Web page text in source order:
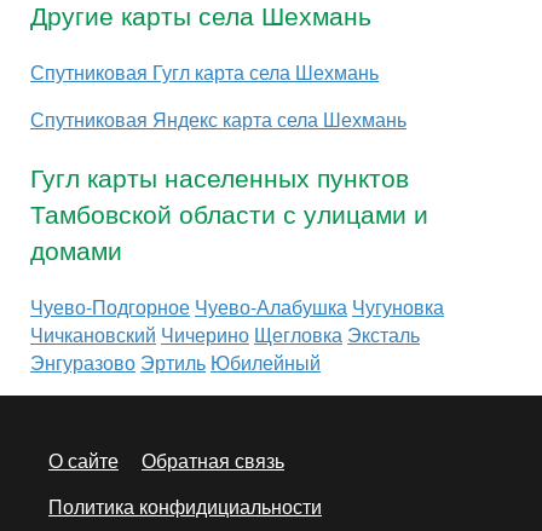
Другие карты села Шехмань
Спутниковая Гугл карта села Шехмань
Спутниковая Яндекс карта села Шехмань
Гугл карты населенных пунктов
Тамбовской области с улицами и
домами
Чуево-Подгорное Чуево-Алабушка Чугуновка
Чичкановский Чичерино Щегловка Эксталь
Энгуразово Эртиль Юбилейный
О сайте
Обратная связь
Политика конфидициальности